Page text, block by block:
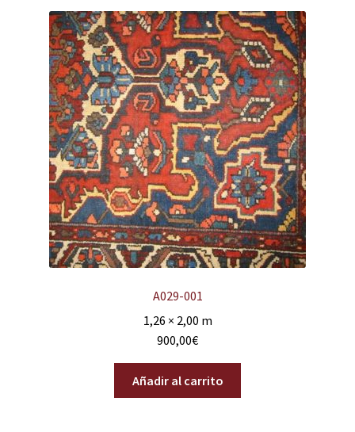
A029-001
1,26 × 2,00 m
900,00€
Añadir al carrito